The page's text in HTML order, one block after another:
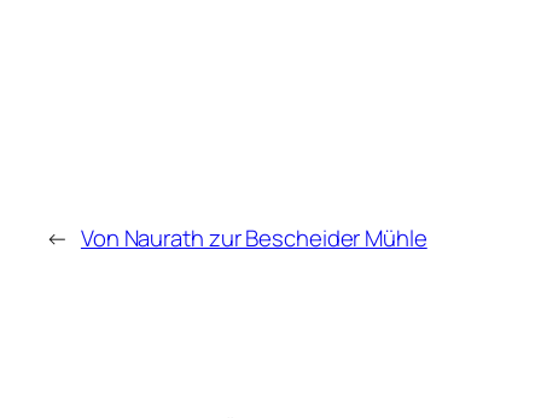
← Von Naurath zur Bescheider Mühle